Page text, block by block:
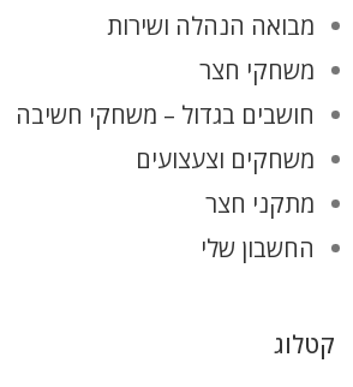
מבואה הנהלה ושירות
משחקי חצר
חושבים בגדול – משחקי חשיבה
משחקים וצעצועים
מתקני חצר
החשבון שלי
קטלוג